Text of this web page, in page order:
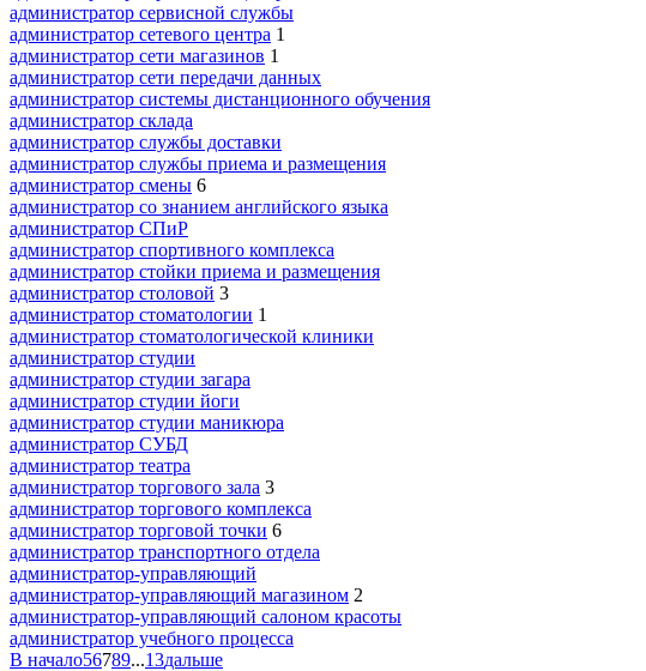
администратор сервисной службы
администратор сетевого центра 1
администратор сети магазинов 1
администратор сети передачи данных
администратор системы дистанционного обучения
администратор склада
администратор службы доставки
администратор службы приема и размещения
администратор смены 6
администратор со знанием английского языка
администратор СПиР
администратор спортивного комплекса
администратор стойки приема и размещения
администратор столовой 3
администратор стоматологии 1
администратор стоматологической клиники
администратор студии
администратор студии загара
администратор студии йоги
администратор студии маникюра
администратор СУБД
администратор театра
администратор торгового зала 3
администратор торгового комплекса
администратор торговой точки 6
администратор транспортного отдела
администратор-управляющий
администратор-управляющий магазином 2
администратор-управляющий салоном красоты
администратор учебного процесса
В начало56789...13дальше